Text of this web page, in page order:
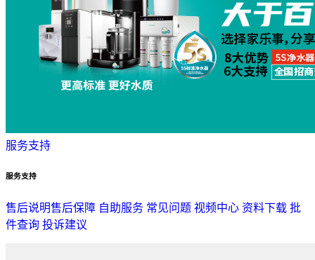
服务支持
服务支持
售后说明售后保障 自助服务 常见问题 视频中心 资料下载 批
件查询 投诉建议